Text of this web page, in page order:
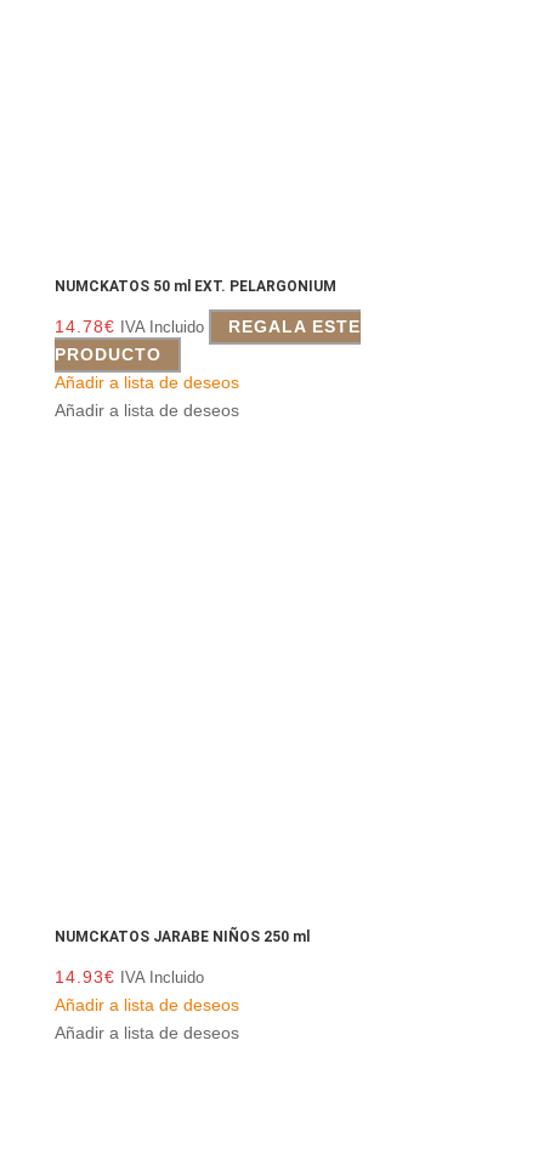
NUMCKATOS 50 ml EXT. PELARGONIUM
14.78€ IVA Incluido
REGALA ESTE
PRODUCTO
Añadir a lista de deseos
Añadir a lista de deseos
NUMCKATOS JARABE NIÑOS 250 ml
14.93€ IVA Incluido
Añadir a lista de deseos
Añadir a lista de deseos